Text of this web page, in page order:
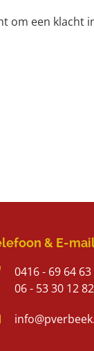
om een klacht
& E-
0416 - 69 64 63
06 - 53 30 12 82